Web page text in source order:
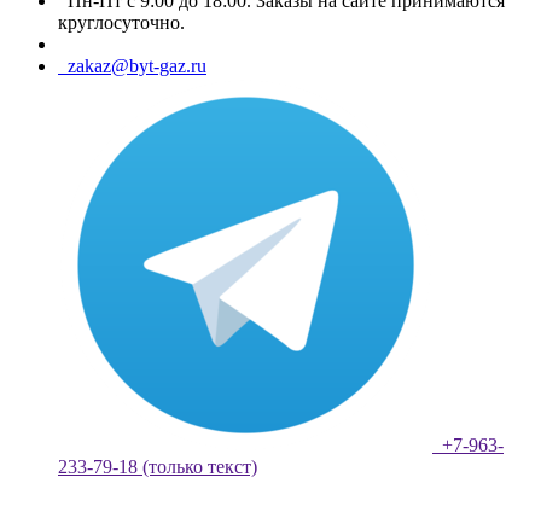
круглосуточно.
zakaz@byt-gaz.ru
+7-963-
233-79-18 (только текст)